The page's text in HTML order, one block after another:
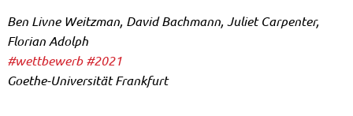
Ben Livne Weitzman, David Bachmann, Juliet Carpenter,
Florian Adolph
#wettbewerb #2021
Goethe-Universität Frankfurt